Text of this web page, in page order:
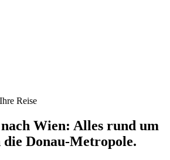
Reise
Wien: Alles rund um
Donau-Metropole.